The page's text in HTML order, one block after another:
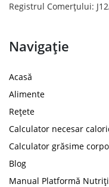
Registrul Comerțului:
Navigație
Acasă
Alimente
Rețete
Calculator necesar
Calculator grăsime
Blog
Manual Platformă